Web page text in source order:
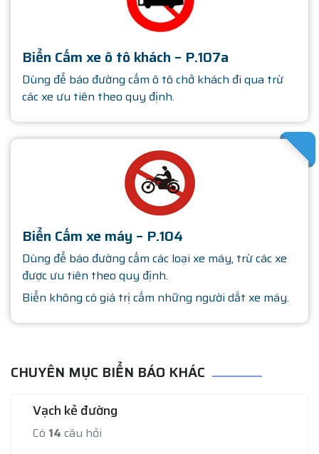
Biển Cấm xe ô tô khách – P.107a
Dùng để báo đường cấm ô tô chở khách đi qua trừ
các xe ưu tiên theo quy định.
Biển Cấm xe máy – P.104
Dùng để báo đường cấm các loại xe máy, trừ các xe
được ưu tiên theo quy định.
Biển không có giá trị cấm những người dắt xe máy.
CHUYÊN MỤC BIỂN BÁO KHÁC
Vạch kẻ đường
Có 14 câu hỏi